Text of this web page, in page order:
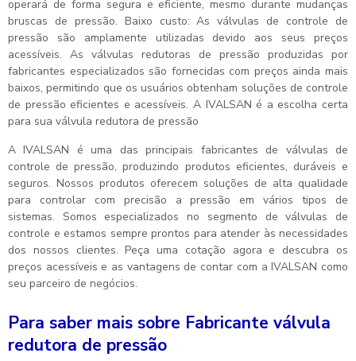
operará de forma segura e eficiente, mesmo durante mudanças
bruscas de pressão. Baixo custo: As válvulas de controle de
pressão são amplamente utilizadas devido aos seus preços
acessíveis. As válvulas redutoras de pressão produzidas por
fabricantes especializados são fornecidas com preços ainda mais
baixos, permitindo que os usuários obtenham soluções de controle
de pressão eficientes e acessíveis. A IVALSAN é a escolha certa
para sua válvula redutora de pressão
A IVALSAN é uma das principais fabricantes de válvulas de
controle de pressão, produzindo produtos eficientes, duráveis e
seguros. Nossos produtos oferecem soluções de alta qualidade
para controlar com precisão a pressão em vários tipos de
sistemas. Somos especializados no segmento de válvulas de
controle e estamos sempre prontos para atender às necessidades
dos nossos clientes. Peça uma cotação agora e descubra os
preços acessíveis e as vantagens de contar com a IVALSAN como
seu parceiro de negócios.
Para saber mais sobre Fabricante válvula
redutora de pressão